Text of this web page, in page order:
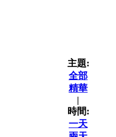
主題:
全部
精華
|
時間:
一天